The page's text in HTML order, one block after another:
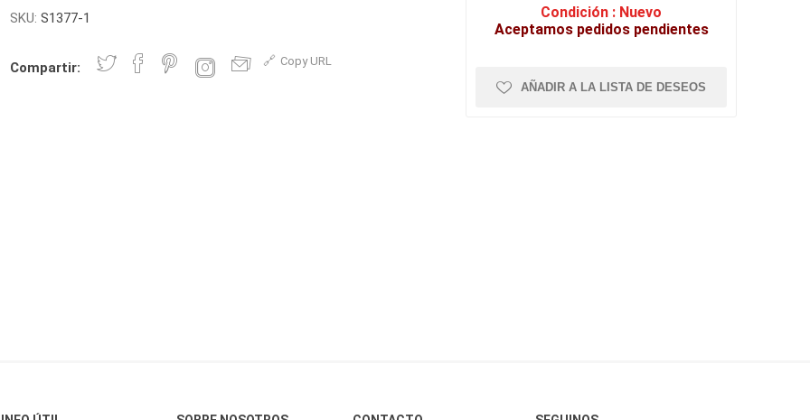
SKU: S1377-1
Compartir: Copy URL
Condición : Nuevo
Aceptamos pedidos pendientes
AÑADIR A LA LISTA DE DESEOS